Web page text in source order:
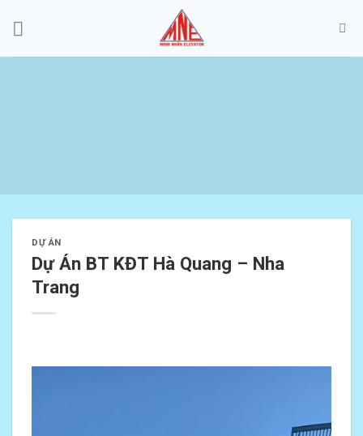
DỰ ÁN
Dự Án BT KĐT Hà Quang – Nha
Trang